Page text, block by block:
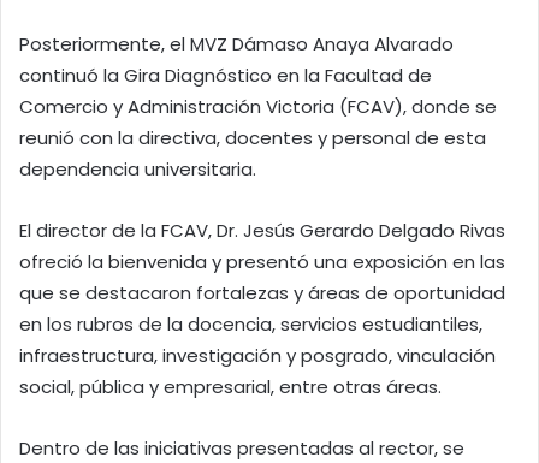
Posteriormente, el MVZ Dámaso Anaya Alvarado
continuó la Gira Diagnóstico en la Facultad de
Comercio y Administración Victoria (FCAV), donde se
reunió con la directiva, docentes y personal de esta
dependencia universitaria.
El director de la FCAV, Dr. Jesús Gerardo Delgado Rivas
ofreció la bienvenida y presentó una exposición en las
que se destacaron fortalezas y áreas de oportunidad
en los rubros de la docencia, servicios estudiantiles,
infraestructura, investigación y posgrado, vinculación
social, pública y empresarial, entre otras áreas.
Dentro de las iniciativas presentadas al rector, se